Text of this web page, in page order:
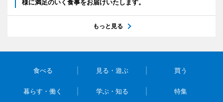
様に満足のいく食事をお届けいたします。
もっと見る
食べる 見る・遊ぶ 買う
暮らす・働く 学ぶ・知る 特集